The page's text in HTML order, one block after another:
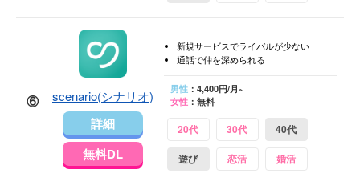
⑥ scenario(シナリオ)
詳細
無料DL
新規サービスでライバルが少ない
通話で仲を深められる
男性：4,400円/月~
女性：無料
20代 30代 40代
遊び 恋活 婚活